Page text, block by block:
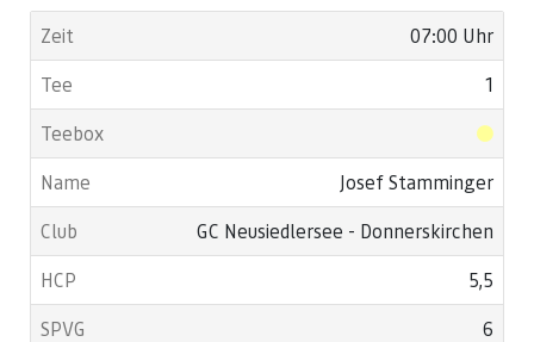
07:00 Uhr
1
Josef Stamminger
GC Neusiedlersee - Donnerskirchen
5,5
6